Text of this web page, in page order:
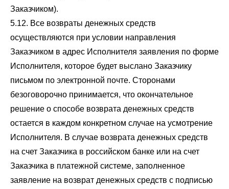
Заказчиком).
5.12. Все возвраты денежных средств
осуществляются при условии направления
Заказчиком в адрес Исполнителя заявления по форме
Исполнителя, которое будет выслано Заказчику
письмом по электронной почте. Сторонами
безоговорочно принимается, что окончательное
решение о способе возврата денежных средств
остается в каждом конкретном случае на усмотрение
Исполнителя. В случае возврата денежных средств
на счет Заказчика в российском банке или на счет
Заказчика в платежной системе, заполненное
заявление на возврат денежных средств с подписью